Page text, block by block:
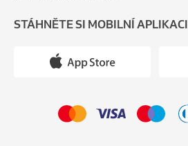
STÁHNĚTE SI MOBILNÍ APLIKACI